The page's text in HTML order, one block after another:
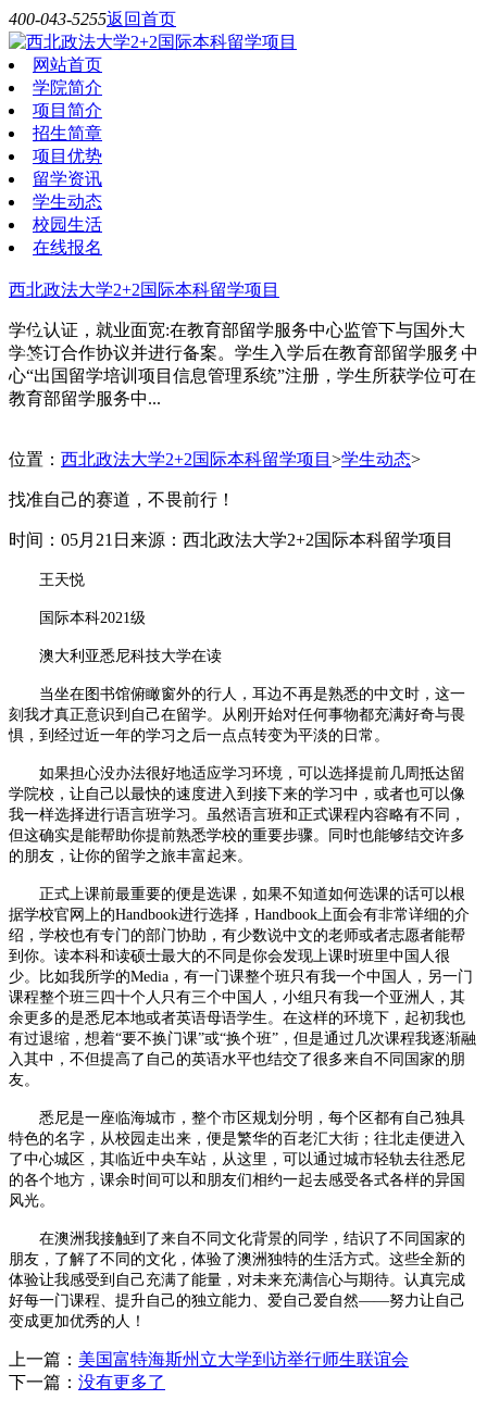
400-043-5255返回首页
网站首页
学院简介
项目简介
招生简章
项目优势
留学资讯
学生动态
校园生活
在线报名
西北政法大学2+2国际本科留学项目
学位认证，就业面宽:在教育部留学服务中心监管下与国外大
学签订合作协议并进行备案。学生入学后在教育部留学服务中
心“出国留学培训项目信息管理系统”注册，学生所获学位可在
教育部留学服务中...
位置： 西北政法大学2+2国际本科留学项目 >学生动态>
找准自己的赛道，不畏前行！
时间：05月21日 来源：西北政法大学2+2国际本科留学项目
王天悦
国际本科2021级
澳大利亚悉尼科技大学在读
当坐在图书馆俯瞰窗外的行人，耳边不再是熟悉的中文时，这一
刻我才真正意识到自己在留学。从刚开始对任何事物都充满好奇与畏
惧，到经过近一年的学习之后一点点转变为平淡的日常。
如果担心没办法很好地适应学习环境，可以选择提前几周抵达留
学院校，让自己以最快的速度进入到接下来的学习中，或者也可以像
我一样选择进行语言班学习。虽然语言班和正式课程内容略有不同，
但这确实是能帮助你提前熟悉学校的重要步骤。同时也能够结交许多
的朋友，让你的留学之旅丰富起来。
正式上课前最重要的便是选课，如果不知道如何选课的话可以根
据学校官网上的Handbook进行选择，Handbook上面会有非常详细的介
绍，学校也有专门的部门协助，有少数说中文的老师或者志愿者能帮
到你。读本科和读硕士最大的不同是你会发现上课时班里中国人很
少。比如我所学的Media，有一门课整个班只有我一个中国人，另一门
课程整个班三四十个人只有三个中国人，小组只有我一个亚洲人，其
余更多的是悉尼本地或者英语母语学生。在这样的环境下，起初我也
有过退缩，想着“要不换门课”或“换个班”，但是通过几次课程我逐渐融
入其中，不但提高了自己的英语水平也结交了很多来自不同国家的朋
友。
悉尼是一座临海城市，整个市区规划分明，每个区都有自己独具
特色的名字，从校园走出来，便是繁华的百老汇大街；往北走便进入
了中心城区，其临近中央车站，从这里，可以通过城市轻轨去往悉尼
的各个地方，课余时间可以和朋友们相约一起去感受各式各样的异国
风光。
在澳洲我接触到了来自不同文化背景的同学，结识了不同国家的
朋友，了解了不同的文化，体验了澳洲独特的生活方式。这些全新的
体验让我感受到自己充满了能量，对未来充满信心与期待。认真完成
好每一门课程、提升自己的独立能力、爱自己爱自然——努力让自己
变成更加优秀的人！
上一篇： 美国富特海斯州立大学到访举行师生联谊会
下一篇： 没有更多了